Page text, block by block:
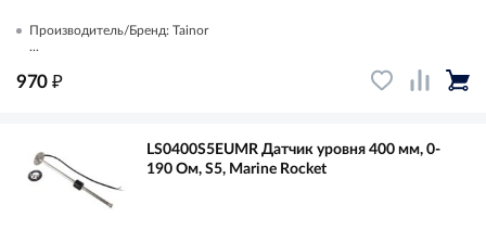
Производитель/Бренд: Tainor
...
970 ₽
LS0400S5EUMR Датчик уровня 400 мм, 0-
190 Ом, S5, Marine Rocket